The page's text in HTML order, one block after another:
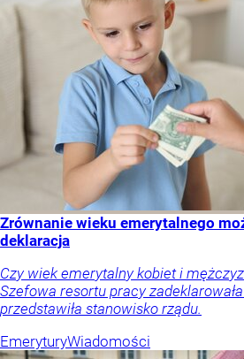
Zrównanie wieku emerytalnego
deklaracja
Czy wiek emerytalny kobiet i
Szefowa resortu pracy
przedstawiła stanowisko rządu.
EmeryturyWiadomości